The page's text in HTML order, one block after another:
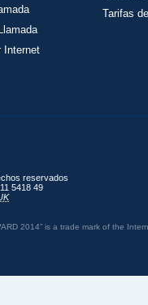
Internet
Tarifas
reservados
5418 49
2014” is a trade mark of the